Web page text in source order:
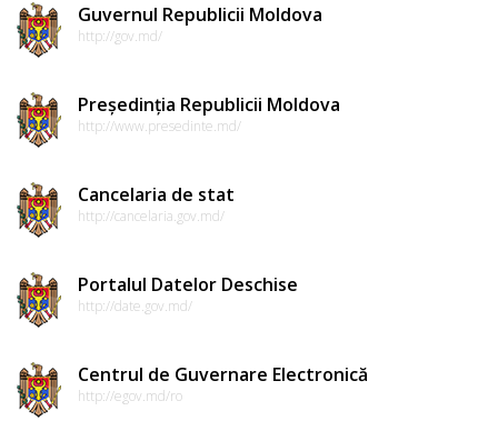
Guvernul Republicii Moldova
http://gov.md/
Președinția Republicii Moldova
http://www.presedinte.md/
Cancelaria de stat
http://cancelaria.gov.md/
Portalul Datelor Deschise
http://date.gov.md/
Centrul de Guvernare Electronică
http://egov.md/ro